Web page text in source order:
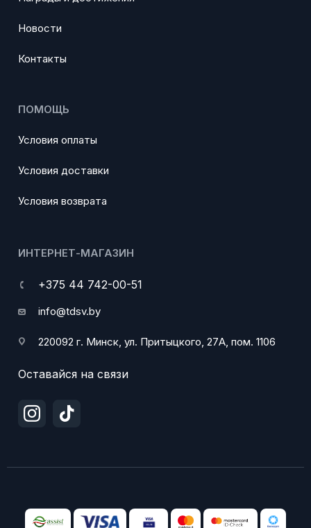
Новости
Контакты
ПОМОЩЬ
Условия оплаты
Условия доставки
Условия возврата
ИНТЕРНЕТ-МАГАЗИН
+375 44 742-00-51
info@tdsv.by
220092 г. Минск, ул. Притыцкого, 27А, пом. 1106
Оставайся на связи